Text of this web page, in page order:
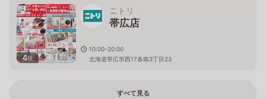
4枚
ニトリ
帯広店
10:00-20:00
北海道帯広市西17条南3丁目23
すべて見る